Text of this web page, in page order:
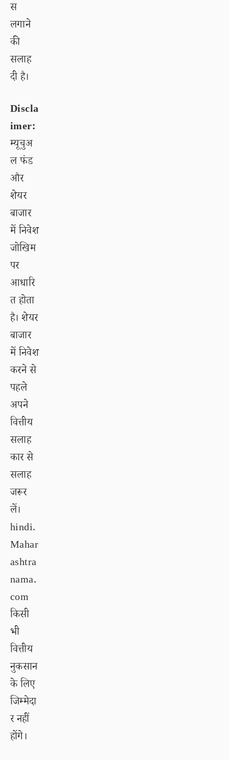
स
लगाने
की
सलाह
दी है।
Discla
imer:
म्यूचुअ
ल फंड
और
शेयर
बाजार
में निवेश
जोखिम
पर
आधारि
त होता
है। शेयर
बाजार
में निवेश
करने से
पहले
अपने
वित्तीय
सलाह
कार से
सलाह
जरूर
लें।
hindi.
Mahar
ashtra
nama.
com
किसी
भी
वित्तीय
नुकसान
के लिए
जिम्मेदा
र नहीं
होंगे।